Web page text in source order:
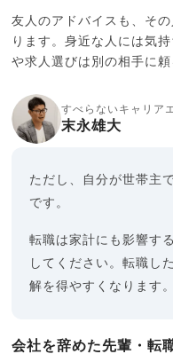
友人のアドバイスも、そ
ります。身近な人には気
や求人選びは別の相手に頼
すべらないキャリア
末永雄大
ただし、自分が世帯主
です。
転職は家計にも影響す
してください。転職し
解を得やすくなります。
会社を辞めた先輩・転